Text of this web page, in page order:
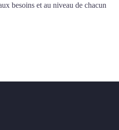
besoins et au niveau de chacun